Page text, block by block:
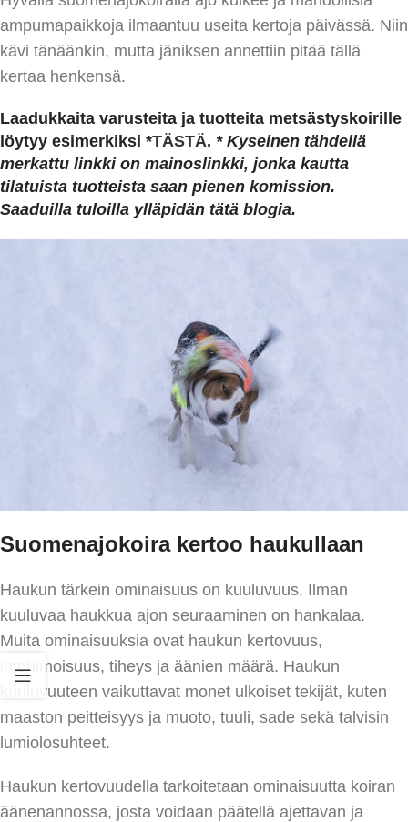
ampumapaikkoja ilmaantuu useita kertoja päivässä. Niin
kävi tänäänkin, mutta jäniksen annettiin pitää tällä
kertaa henkensä.
Laadukkaita varusteita ja tuotteita metsästyskoirille
löytyy esimerkiksi *TÄSTÄ. * Kyseinen tähdellä
merkattu linkki on mainoslinkki, jonka kautta
tilatuista tuotteista saan pienen komission.
Saaduilla tuloilla ylläpidän tätä blogia.
Suomenajokoira kertoo haukullaan
Haukun tärkein ominaisuus on kuuluvuus. Ilman
kuuluvaa haukkua ajon seuraaminen on hankalaa.
Muita ominaisuuksia ovat haukun kertovuus,
intohimoisuus, tiheys ja äänien määrä. Haukun
kuuluvuuteen vaikuttavat monet ulkoiset tekijät, kuten
maaston peitteisyys ja muoto, tuuli, sade sekä talvisin
lumiolosuhteet.
Haukun kertovuudella tarkoitetaan ominaisuutta koiran
äänenannossa, josta voidaan päätellä ajettavan ja